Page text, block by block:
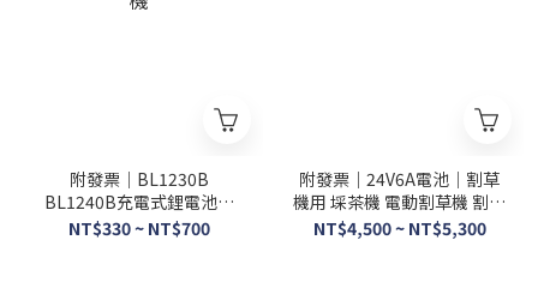
附發票｜BL1230B
BL1240B充電式鋰電池｜
Kanoi 12V 3.0AH 4.0AH 起
NT$330 ~ NT$700
附發票｜24V6A電池｜割草
機用 埰茶機 電動割草機 割草
機
NT$4,500 ~ NT$5,300